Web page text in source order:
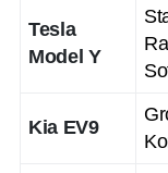
Tesla
Model Y
Kia EV9